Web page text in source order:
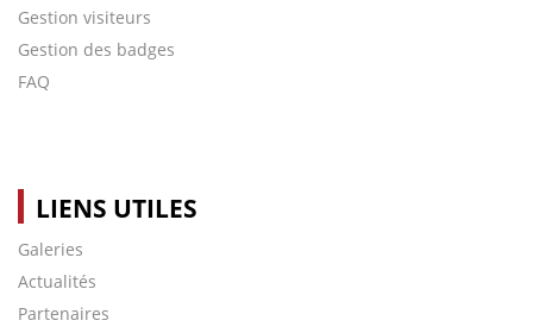
Gestion visiteurs
Gestion des badges
FAQ
LIENS UTILES
Galeries
Actualités
Partenaires